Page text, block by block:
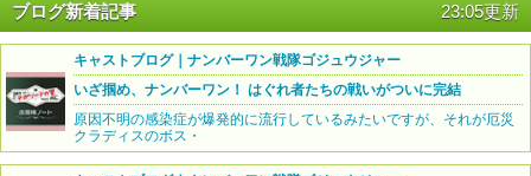
ブログ新着記事 23:05更新
キャストブログ｜ナンバーワン戦隊ゴジュウジャー
いざ掴め、ナンバーワン！ はぐれ者たちの戦いがついに完結
原因不明の感染症が爆発的に流行しているみたいですが、それが厄災
クラディスのボス・